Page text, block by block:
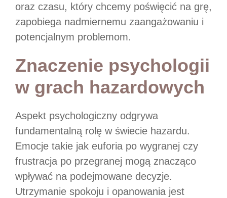
oraz czasu, który chcemy poświęcić na grę,
zapobiega nadmiernemu zaangażowaniu i
potencjalnym problemom.
Znaczenie psychologii
w grach hazardowych
Aspekt psychologiczny odgrywa
fundamentalną rolę w świecie hazardu.
Emocje takie jak euforia po wygranej czy
frustracja po przegranej mogą znacząco
wpływać na podejmowane decyzje.
Utrzymanie spokoju i opanowania jest